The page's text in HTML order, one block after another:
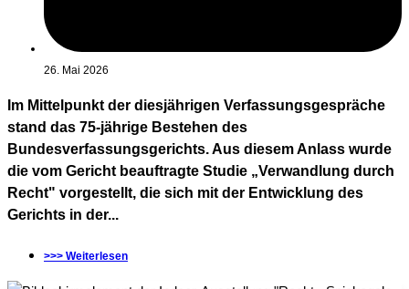
26. Mai 2026
Im Mittelpunkt der diesjährigen Verfassungsgespräche
stand das 75-jährige Bestehen des
Bundesverfassungsgerichts. Aus diesem Anlass wurde
die vom Gericht beauftragte Studie „Verwandlung durch
Recht" vorgestellt, die sich mit der Entwicklung des
Gerichts in der...
>>> Weiterlesen